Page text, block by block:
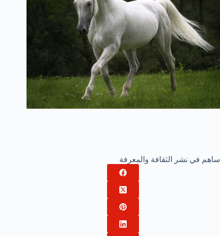
ساهم في نشر الثقافة والمعرفة